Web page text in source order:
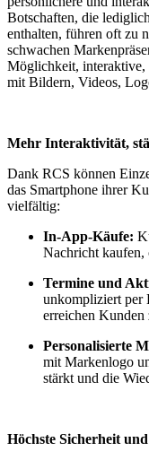
Botschaften, die
enthalten, führen oft zu
schwachen
Möglichkeit, interaktive,
mit Bildern, Videos,
Mehr Interaktivität,
Dank RCS können
das Smartphone ihrer
vielfältig:
In-App-Käufe:
Nachricht kaufen,
Termine und
unkompliziert per
erreichen
Personalisierte
mit Markenlogo
stärkt und die
Höchste Sicherheit